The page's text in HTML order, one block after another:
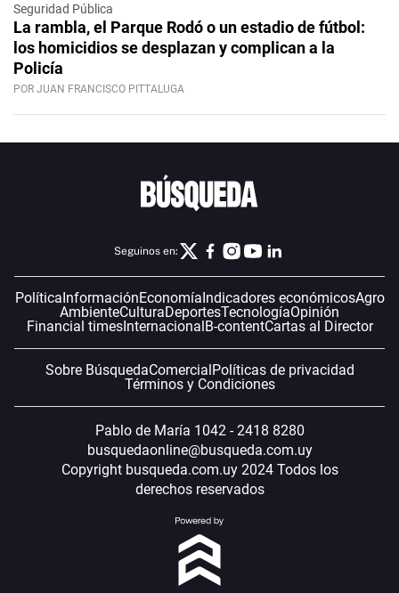
Seguridad Pública
La rambla, el Parque Rodó o un estadio de fútbol:
los homicidios se desplazan y complican a la
Policía
POR JUAN FRANCISCO PITTALUGA
Seguinos en:
Política InformaciónEconomía Indicadores económicosAgro
AmbienteCulturaDeportesTecnologíaOpinión
Financial timesInternacional B-contentCartas al Director
Sobre BúsquedaComercial Políticas de privacidad
Términos y Condiciones
Pablo de María 1042 - 2418 8280
busquedaonline@busqueda.com.uy
Copyright busqueda.com.uy 2024 Todos los
derechos reservados